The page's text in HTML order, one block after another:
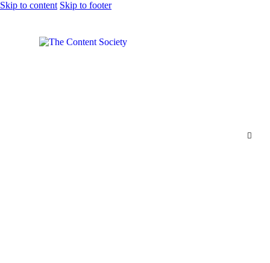
Skip to content Skip to footer